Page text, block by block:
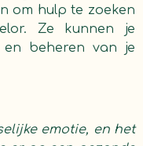
om hulp te zoeken
Ze kunnen je
beheren van je
emotie, en het